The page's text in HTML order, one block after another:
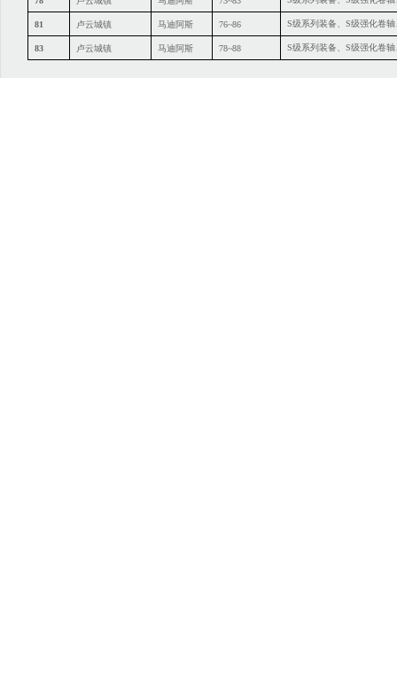
81 卢云城镇 马迪阿斯 76~86 S级系列装备、S级强化卷
83 卢云城镇 马迪阿斯 78~88 S级系列装备、S级强化卷